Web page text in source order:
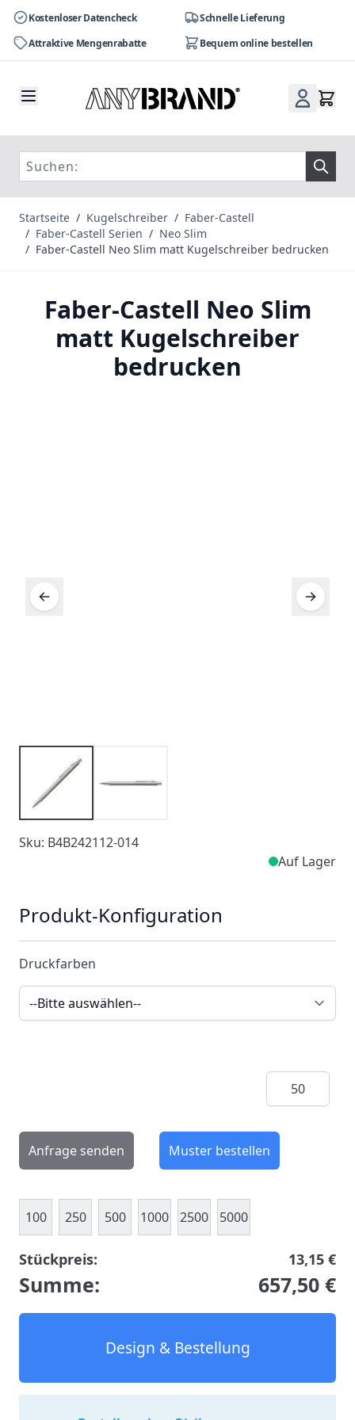
Kostenloser Datencheck
Schnelle Lieferung
Attraktive Mengenrabatte
Bequem online bestellen
Startseite / Kugelschreiber / Faber-Castell
/ Faber-Castell Serien / Neo Slim
/ Faber-Castell Neo Slim matt Kugelschreiber bedrucken
Faber-Castell Neo Slim
matt Kugelschreiber
bedrucken
Sku: B4B242112-014
Auf Lager
Produkt-Konfiguration
Druckfarben
Menge
Anfrage senden Muster bestellen
100 250 500 1000 2500 5000
Stückpreis: 13,15 €
Summe: 657,50 €
Design & Bestellung